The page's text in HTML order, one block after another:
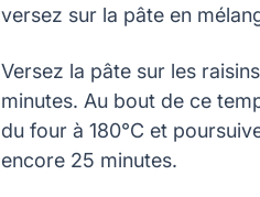
versez sur la pâte en
Versez la pâte sur les
minutes. Au bout de ce
du four à 180°C et
encore 25 minutes.